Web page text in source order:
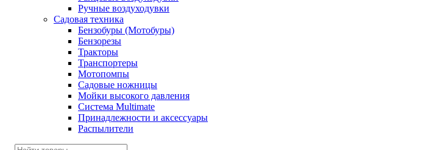
Ручные воздуходувки
Садовая техника
Бензобуры (Мотобуры)
Бензорезы
Тракторы
Транспортеры
Мотопомпы
Садовые ножницы
Мойки высокого давления
Система Multimate
Принадлежности и аксессуары
Распылители